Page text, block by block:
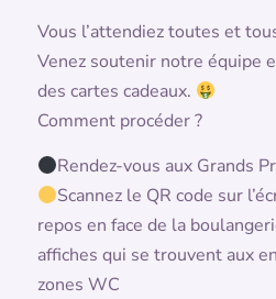
Vous l’attendiez toutes et
Venez soutenir notre équipe
des cartes cadeaux.
Comment procéder ?
Rendez-vous aux Grands
Scannez le QR code sur
repos en face de la
affiches qui se trouvent aux
zones WC